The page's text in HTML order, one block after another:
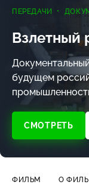
ПЕРЕДАЧИ
будущем
СМОТРЕТЬ
ФИЛЬМ О